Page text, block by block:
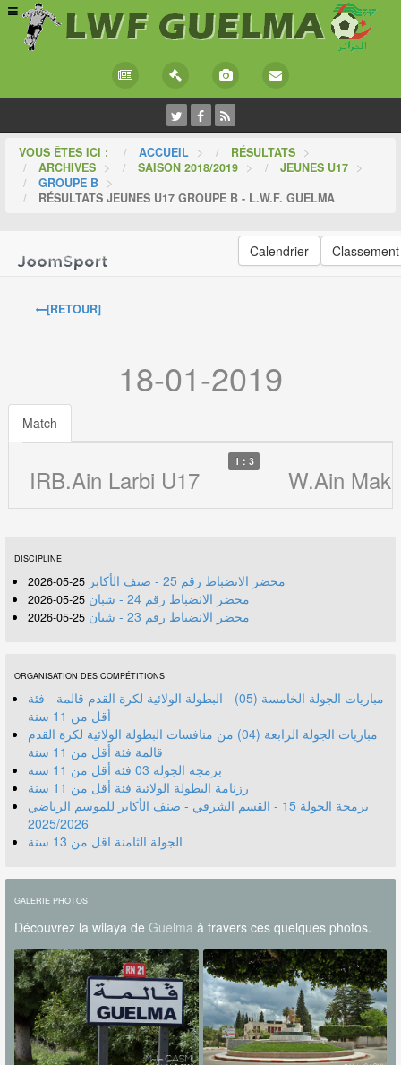
VOUS ÊTES ICI : ACCUEIL > RÉSULTATS >
ARCHIVES > SAISON 2018/2019 > JEUNES U17 >
GROUPE B >
RÉSULTATS JEUNES U17 GROUPE B - L.W.F. GUELMA
Calendrier Classement
[RETOUR]
18-01-2019
Match
IRB.Ain Larbi U17
1 : 3
W.Ain
DISCIPLINE
محضر الانضباط رقم 25 - صنف الأكابر 25-05-2026
محضر الانضباط رقم 24 - شبان 25-05-2026
محضر الانضباط رقم 23 - شبان 25-05-2026
ORGANISATION DES COMPÉTITIONS
مباريات الجولة الخامسة (05) - البطولة الولائية لكرة القدم قالمة - فئة
أقل من 11 سنة
مباريات الجولة الرابعة (04) من منافسات البطولة الولائية لكرة القدم
قالمة فئة أقل من 11 سنة
برمجة الجولة 03 فئة أقل من 11 سنة
رزنامة البطولة الولائية فئة أقل من 11 سنة
برمجة الجولة 15 - القسم الشرفي - صنف الأكابر للموسم الرياضي
2025/2026
الجولة الثامنة اقل من 13 سنة
GALERIE PHOTOS
Découvrez la wilaya de Guelma à travers ces quelques photos.